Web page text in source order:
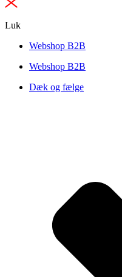
Luk
Webshop B2B
Webshop B2B
Dæk og fælge